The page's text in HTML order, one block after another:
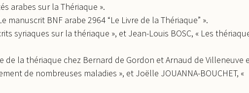
arabes sur la Thériaque ».
manuscrit BNF arabe 2964 “Le Livre de la Thériaque” ».
syriaques sur la thériaque », et Jean-Louis BOSC, « Les
de la thériaque chez Bernard de Gordon et Arnaud de Villeneuve
de nombreuses maladies », et Joëlle JOUANNA-BOUCHET, «